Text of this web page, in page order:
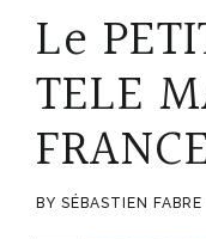
Le
TELE
BY SÉBASTIEN FABRE